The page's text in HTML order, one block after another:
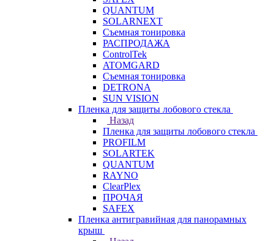
QUANTUM
SOLARNEXT
Съемная тонировка
РАСПРОДАЖА
ControlTek
ATOMGARD
Съемная тонировка
DETRONA
SUN VISION
Пленка для защиты лобового стекла
Назад
Пленка для защиты лобового стекла
PROFILM
SOLARTEK
QUANTUM
RAYNO
ClearPlex
ПРОЧАЯ
SAFEX
Пленка антигравийная для панорамных
крыш